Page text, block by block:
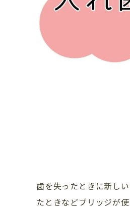
歯を失ったときに新し
たときなどブリッジが